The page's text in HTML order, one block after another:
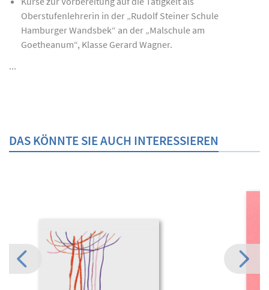
Oberstufenlehrerin in der „Rudolf Steiner Schule
Hamburger Wandsbek“ an der „Malschule am
Goetheanum“, Klasse Gerard Wagner.
...
DAS KÖNNTE SIE AUCH INTERESSIEREN